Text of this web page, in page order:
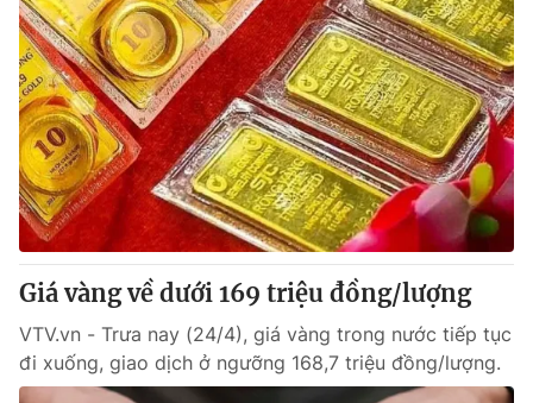
Giá vàng về dưới 169 triệu đồng/lượng
VTV.vn - Trưa nay (24/4), giá vàng trong nước tiếp tục
đi xuống, giao dịch ở ngưỡng 168,7 triệu đồng/lượng.